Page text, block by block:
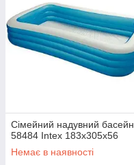
Сімейний надувний басейн
58484 Intex 183х305х56
Немає в наявності